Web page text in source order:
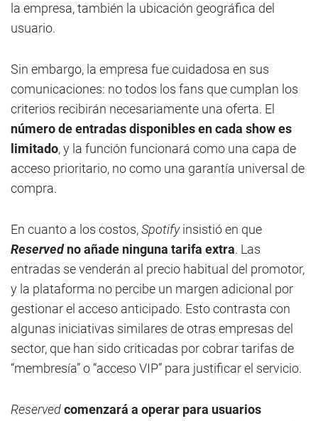
la empresa, también la ubicación geográfica del
usuario.
Sin embargo, la empresa fue cuidadosa en sus
comunicaciones: no todos los fans que cumplan los
criterios recibirán necesariamente una oferta. El
número de entradas disponibles en cada show es
limitado, y la función funcionará como una capa de
acceso prioritario, no como una garantía universal de
compra.
En cuanto a los costos,Spotifyinsistió en que
Reservedno añade ninguna tarifa extra. Las
entradas se venderán al precio habitual del promotor,
y la plataforma no percibe un margen adicional por
gestionar el acceso anticipado. Esto contrasta con
algunas iniciativas similares de otras empresas del
sector, que han sido criticadas por cobrar tarifas de
“membresía” o “acceso VIP” para justificar el servicio.
Reservedcomenzará a operar para usuarios